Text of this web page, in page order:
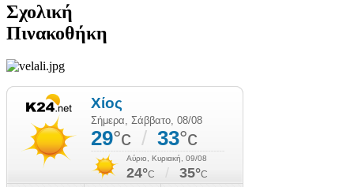
Σχολική
Πινακοθήκη